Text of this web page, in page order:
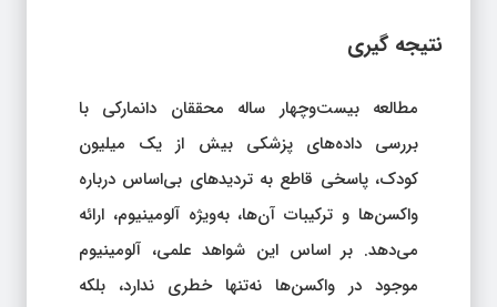
نتیجه‌ گیری
مطالعه بیست‌وچهار ساله محققان دانمارکی با
بررسی داده‌های پزشکی بیش از یک میلیون
کودک، پاسخی قاطع به تردیدهای بی‌اساس درباره
واکسن‌ها و ترکیبات آن‌ها، به‌ویژه آلومینیوم، ارائه
می‌دهد. بر اساس این شواهد علمی، آلومینیوم
موجود در واکسن‌ها نه‌تنها خطری ندارد، بلکه